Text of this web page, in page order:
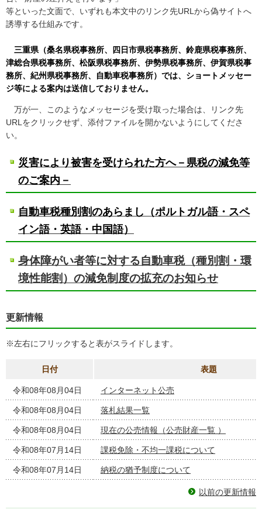
等といった文面で、いずれも本文中のリンク先URLから偽サイトへ
誘導する仕組みです。
三重県（桑名県税事務所、四日市県税事務所、鈴鹿県税事務所、
津総合県税事務所、松阪県税事務所、伊勢県税事務所、伊賀県税事
務所、紀州県税事務所、自動車税事務所）では、ショートメッセー
ジ等による案内は送信しておりません。
万が一、このようなメッセージを受け取った場合は、リンク先
URLをクリックせず、添付ファイルを開かないようにしてくださ
い。
災害により被害を受けられた方へ－県税の減免等
のご案内－
自動車税種別割のあらまし（ポルトガル語・スペ
イン語・英語・中国語）
身体障がい者等に対する自動車税（種別割・環
境性能割）の減免制度の拡充のお知らせ
更新情報
※左右にフリックすると表がスライドします。
日付 表題
令和08年08月04日 インターネット公売
令和08年08月04日 落札結果一覧
令和08年08月04日 現在の公売情報（公売財産一覧 ）
令和08年07月14日 課税免除・不均一課税について
令和08年07月14日 納税の猶予制度について
以前の更新情報